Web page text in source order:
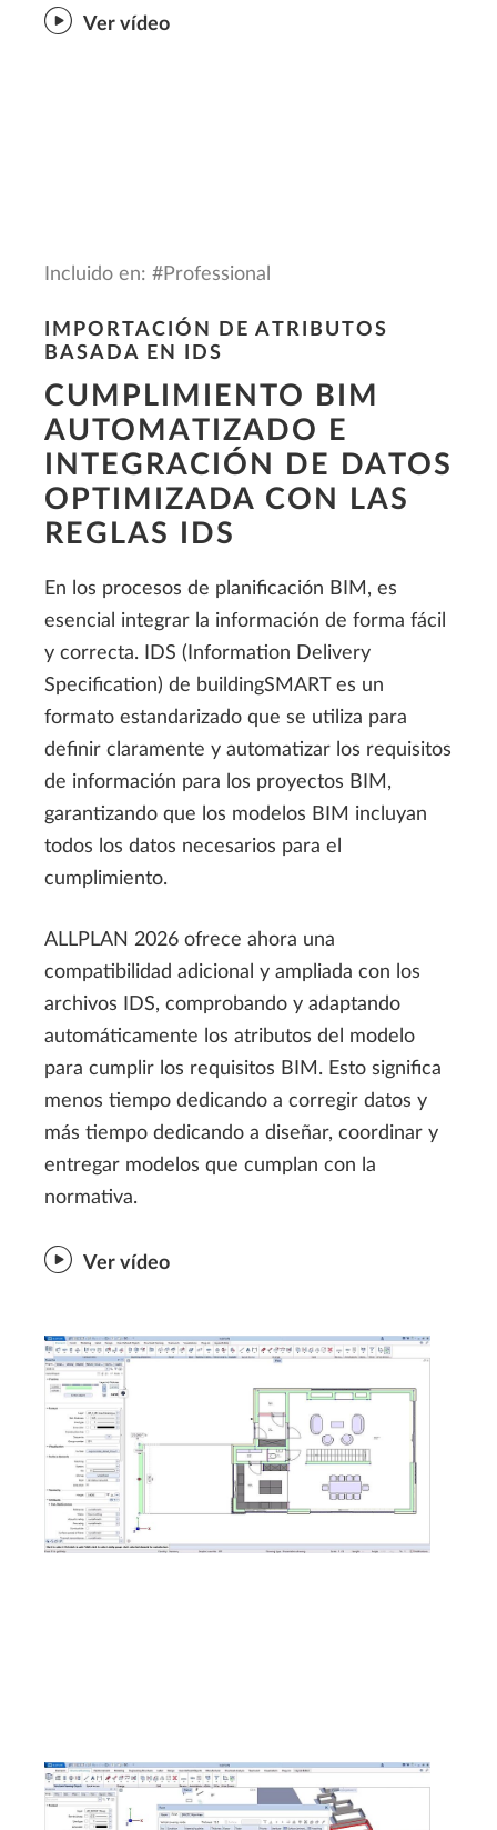
Ver vídeo
Incluido en: #Professional
IMPORTACIÓN DE ATRIBUTOS
BASADA EN IDS
CUMPLIMIENTO BIM
AUTOMATIZADO E
INTEGRACIÓN DE DATOS
OPTIMIZADA CON LAS
REGLAS IDS
En los procesos de planificación BIM, es
esencial integrar la información de forma fácil
y correcta. IDS (Information Delivery
Specification) de buildingSMART es un
formato estandarizado que se utiliza para
definir claramente y automatizar los requisitos
de información para los proyectos BIM,
garantizando que los modelos BIM incluyan
todos los datos necesarios para el
cumplimiento.
ALLPLAN 2026 ofrece ahora una
compatibilidad adicional y ampliada con los
archivos IDS, comprobando y adaptando
automáticamente los atributos del modelo
para cumplir los requisitos BIM. Esto significa
menos tiempo dedicando a corregir datos y
más tiempo dedicando a diseñar, coordinar y
entregar modelos que cumplan con la
normativa.
Ver vídeo